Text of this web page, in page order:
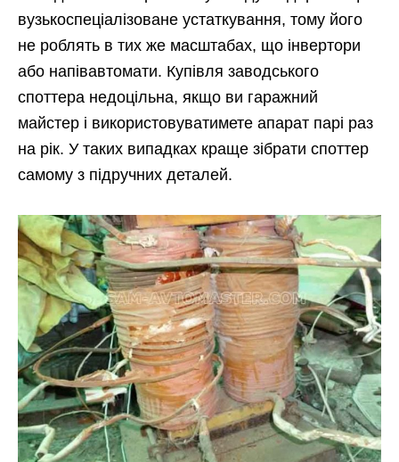
вузькоспеціалізоване устаткування, тому його
не роблять в тих же масштабах, що інвертори
або напівавтомати. Купівля заводського
споттера недоцільна, якщо ви гаражний
майстер і використовуватимете апарат парі раз
на рік. У таких випадках краще зібрати споттер
самому з підручних деталей.